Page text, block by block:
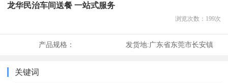
龙华民治车间送餐 一站式服务
浏览次数： 199次
产品规格： 发货地:广东省东莞市长安镇
关键词